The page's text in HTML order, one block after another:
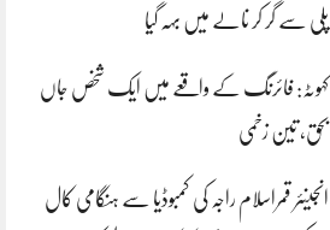
پلی سے گر کر نالے میں بہہ گیا
کہوٹہ: فائرنگ کے واقعے میں ایک شخص جاں
بحق، تین زخمی
انجینئر قمراسلام راجہ کی کمبوڈیا سے ہنگامی کال